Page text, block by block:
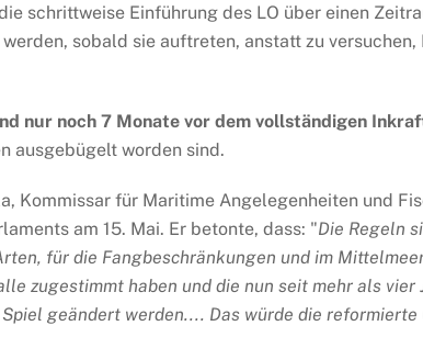
schrittweise Einführung des LO über einen
sobald sie auftreten, anstatt zu versuchen,
nur noch 7 Monate vor dem vollständigen
ausgebügelt worden sind.
Kommissar für Maritime Angelegenheiten und
am 15. Mai. Er betonte, dass: "Die Regeln
für die Fangbeschränkungen und im
zugestimmt haben und die nun seit mehr als
geändert werden.... Das würde die reformierte